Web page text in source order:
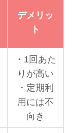
デメリッ
ト
・1回あた
りが高い
・定期利
用には不
向き